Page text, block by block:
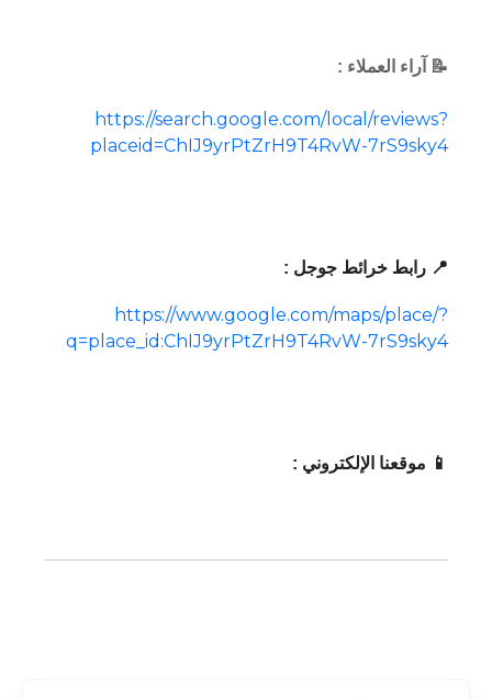
📝 آراء العملاء :
https://search.google.com/local/reviews?
placeid=ChIJ9yrPtZrH9T4RvW-7rS9sky4
📍 رابط خرائط جوجل :
https://www.google.com/maps/place/?
q=place_id:ChIJ9yrPtZrH9T4RvW-7rS9sky4
📱 موقعنا الإلكتروني :